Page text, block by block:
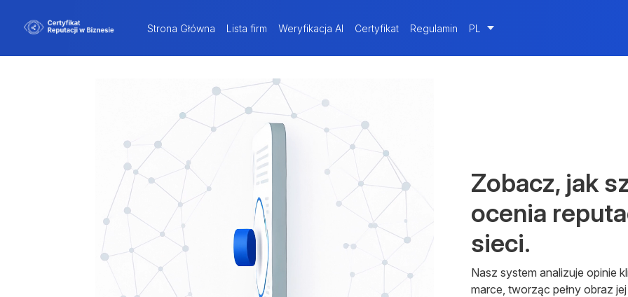
Strona Główna Lista firm Weryfikacja AI Certyfikat Regulamin PL
Zobacz, jak
ocenia
sieci.
Nasz system analizuje opinie
marce, tworząc pełny obraz